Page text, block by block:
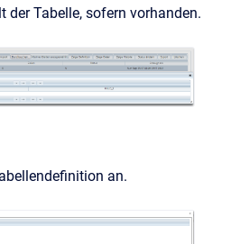
der Tabelle, sofern vorhanden.
an.